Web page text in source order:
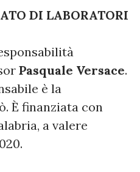
DI LABORATORI
Pasquale Versace.
è la
È finanziata con
a valere